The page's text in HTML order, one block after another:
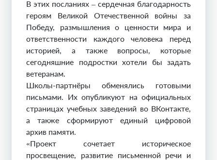
В этих посланиях – сердечная благодарность
героям Великой Отечественной войны за
Победу, размышления о ценности мира и
ответственности каждого человека перед
историей, а также вопросы, которые
сегодняшние подростки хотели бы задать
ветеранам.
Школы-партнёры обменялись готовыми
письмами. Их опубликуют на официальных
страницах учебных заведений во ВКонтакте,
а также сформируют единый цифровой
архив памяти.
«Проект сочетает историческое
просвещение, развитие письменной речи и